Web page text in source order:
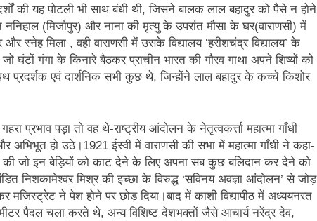
की यह पोटली भी साथ बंधी थी, जिसने बालक लाल बहादुर को पैसे न होने
(मिर्जापुर) और नाना की मृत्यु के उपरांत मौसा के घर(वाराणसी) में
और स्नेह मिला , वही वाराणसी में उसके विद्यालय ‘हरीशचंद्र विद्यालय’ के
घंटों गंगा के किनारे बैठकर प्राचीन भारत की गौरव गाथा अपने शिष्यों को
प्रदर्शक एवं दार्शनिक सभी कुछ थे, जिन्होंने लाल बहादुर के कच्चे किशोर
प्रभाव पड़ा तो वह थे-राष्ट्रीय आंदोलन के नेतृत्वकर्त्ता महात्मा गाँधी
अभिभूत हो उठे।1921 ईस्वी में वाराणसी की सभा में महात्मा गाँधी ने कहा-
की जो इन बेड़ियों को काट देने के लिए अपना सब कुछ बलिदान कर देने को
निशकामेश्वर मिश्र की इच्छा के विरुद्ध ‘सविनय अवज्ञा आंदोलन’ से जोड़
ने पेश होने पर छोड़ दिया।बाद में काशी विद्यापीठ में अध्ययनरत
पैदल चला करते थे, अन्य विशिष्ट देशभक्तों जैसे आचार्य नरेंद्र देव,